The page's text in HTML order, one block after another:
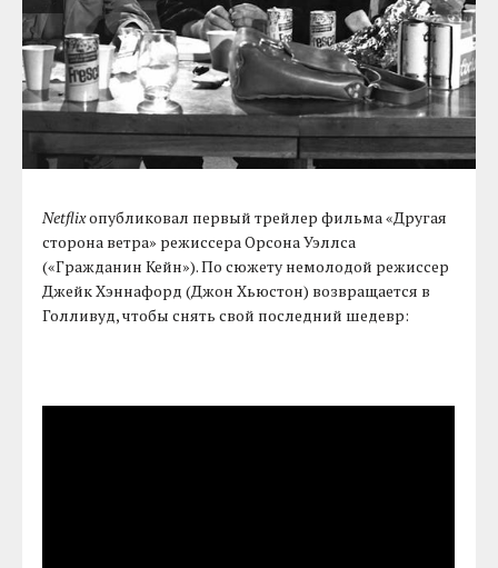
Netflixопубликовал первый трейлер фильма «Другая
сторона ветра» режиссера Орсона Уэллса
(«Гражданин Кейн»). По сюжету немолодой режиссер
Джейк Хэннафорд (Джон Хьюстон) возвращается в
Голливуд, чтобы снять свой последний шедевр: